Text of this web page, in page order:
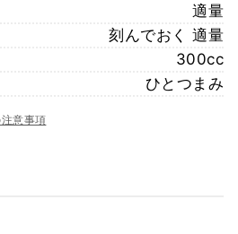
適量
刻んでおく 適量
300cc
ひとつまみ
意事項